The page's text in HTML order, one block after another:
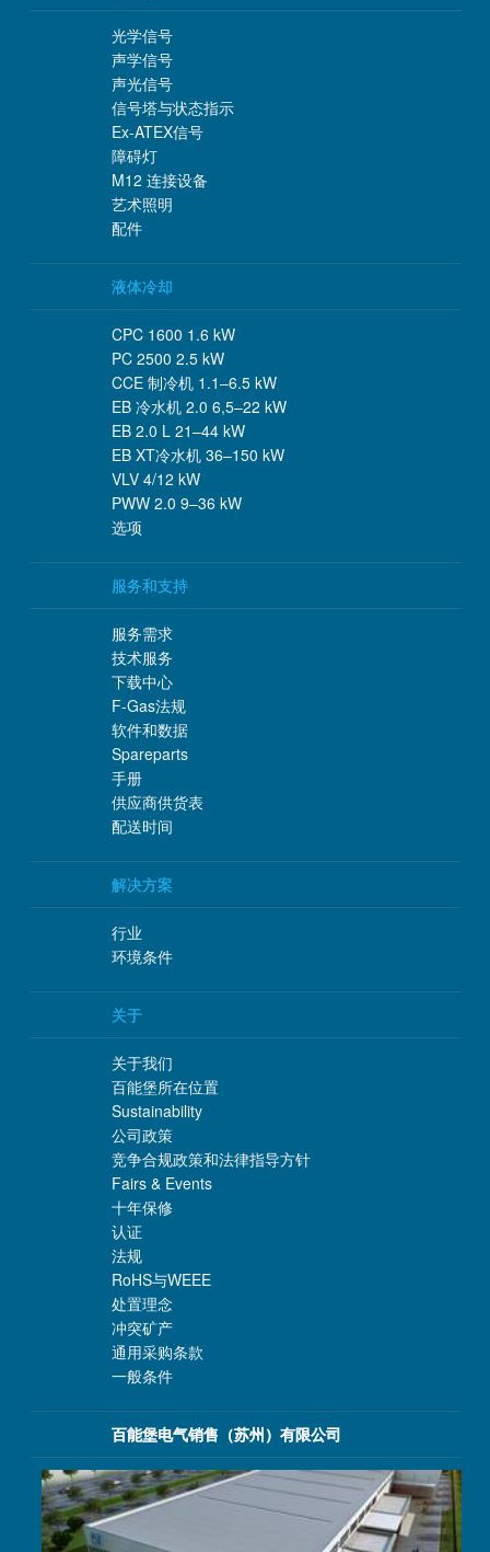
光学信号
声学信号
声光信号
信号塔与状态指示
Ex-ATEX信号
障碍灯
M12 连接设备
艺术照明
配件
液体冷却
CPC 1600 1.6 kW
PC 2500 2.5 kW
CCE 制冷机 1.1–6.5 kW
EB 冷水机 2.0 6,5–22 kW
EB 2.0 L 21–44 kW
EB XT冷水机 36–150 kW
VLV 4/12 kW
PWW 2.0 9–36 kW
选项
服务和支持
服务需求
技术服务
下载中心
F-Gas法规
软件和数据
Spareparts
手册
供应商供货表
配送时间
解决方案
行业
环境条件
关于
关于我们
百能堡所在位置
Sustainability
公司政策
竞争合规政策和法律指导方针
Fairs & Events
十年保修
认证
法规
RoHS与WEEE
处置理念
冲突矿产
通用采购条款
一般条件
百能堡电气销售（苏州）有限公司